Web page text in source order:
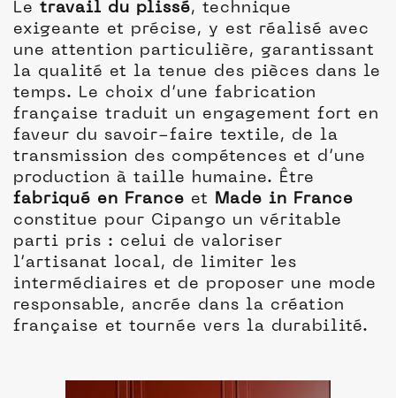
Le travail du plissé, technique
exigeante et précise, y est réalisé avec
une attention particulière, garantissant
la qualité et la tenue des pièces dans le
temps. Le choix d’une fabrication
française traduit un engagement fort en
faveur du savoir-faire textile, de la
transmission des compétences et d’une
production à taille humaine. Être
fabriqué en France et
Made in France
constitue pour Cipango un véritable
parti pris : celui de valoriser
l’artisanat local, de limiter les
intermédiaires et de proposer une mode
responsable, ancrée dans la création
française et tournée vers la durabilité.